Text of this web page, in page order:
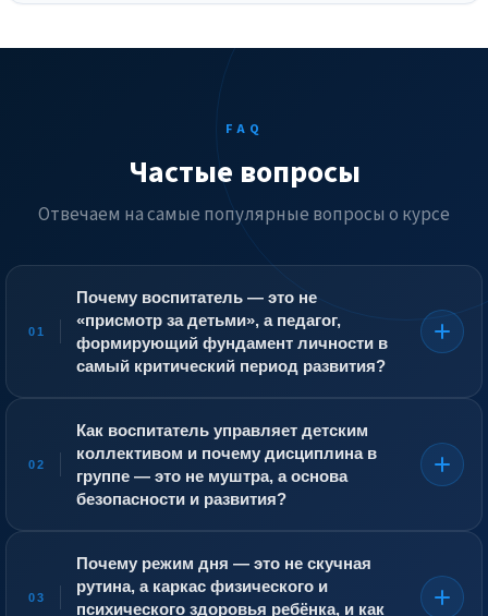
FAQ
Частые вопросы
Отвечаем на самые популярные вопросы о курсе
01
Почему воспитатель — это не
«присмотр за детьми», а педагог,
формирующий фундамент личности в
самый критический период развития?
закладываются базовые психические функции: речь,
мышление, произвольное внимание, эмоциональный
интеллект и социальные навыки. Воспитатель не
просто находится рядом с ребёнком, он ежедневно
создаёт развивающую среду, в которой через игру,
формируются все ключевые компетенции. Он видит,
когда ребёнок перестаёт путать цвета, начинает
договариваться со сверстниками вместо драки, задаёт
02
Как воспитатель управляет детским
коллективом и почему дисциплина в
группе — это не муштра, а основа
безопасности и развития?
наказания, а на чётких, понятных правилах, которые
воспитатель вводит с первых дней и терпеливо,
многократно закрепляет в игровой форме. Правило
03
Почему режим дня — это не скучная
рутина, а каркас физического и
психического здоровья ребёнка, и как